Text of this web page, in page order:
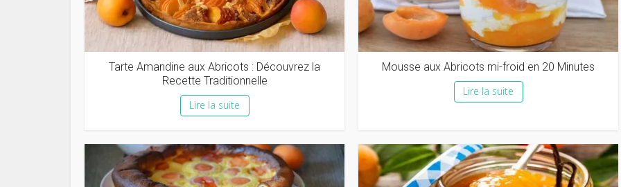
Tarte Amandine aux Abricots : Découvrez la
Recette Traditionnelle
Lire la suite
Mousse aux Abricots mi-froid en 20 Minutes
Lire la suite